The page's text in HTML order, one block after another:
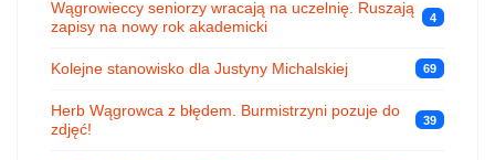
Wągrowieccy seniorzy wracają na uczelnię. Ruszają
zapisy na nowy rok akademicki
4
Kolejne stanowisko dla Justyny Michalskiej 69
Herb Wągrowca z błędem. Burmistrzyni pozuje do
zdjęć!
39